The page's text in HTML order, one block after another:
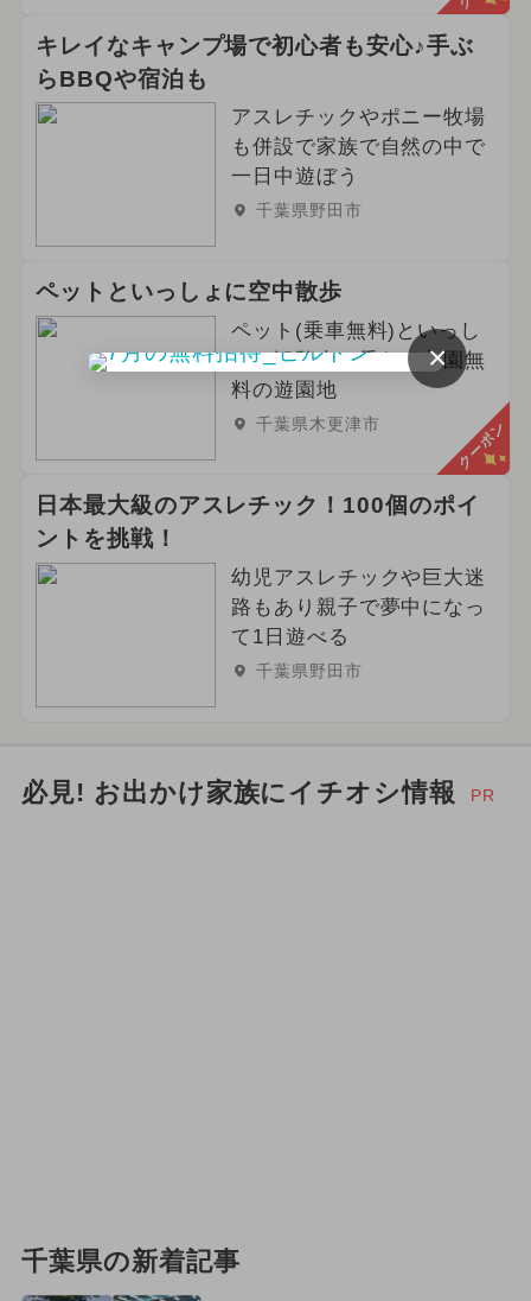
キレイなキャンプ場で初心者も安心♪手ぶ
らBBQや宿泊も
アスレチックやポニー牧場
も併設で家族で自然の中で
一日中遊ぼう
千葉県野田市
ペットといっしょに空中散歩
ペット(乗車無料)といっし
ょに観覧車に乗れる入園無
料の遊園地
千葉県木更津市 クーポン
日本最大級のアスレチック！100個のポイ
ントを挑戦！
幼児アスレチックや巨大迷
路もあり親子で夢中になっ
て1日遊べる
千葉県野田市
必見! お出かけ家族にイチオシ情報 PR
千葉県の新着記事
×